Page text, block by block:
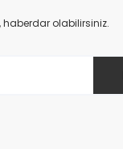
olabilirsiniz.